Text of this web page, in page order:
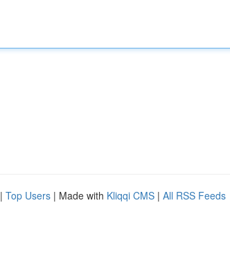
| Top Users | Made with Kliqqi CMS | All RSS Feeds